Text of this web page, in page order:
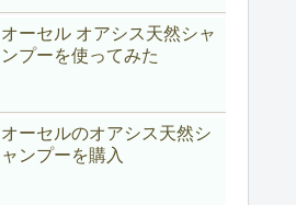
オーセル オアシス天然シャ
ンプーを使ってみた
オーセルのオアシス天然シ
ャンプーを購入